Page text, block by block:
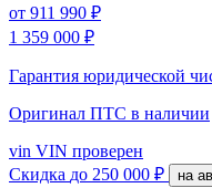
от 911 990 ₽
1 359 000 ₽
Гарантия юридической
Оригинал ПТС в наличии
vin VIN проверен
Скидка до 250 000 ₽